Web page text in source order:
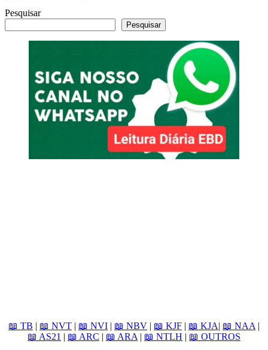
Pesquisar
Pesquisar
📖 TB | 📖 NVT | 📖 NVI | 📖 NBV | 📖 KJF | 📖 KJA| 📖 NAA |
📖 AS21 | 📖 ARC | 📖 ARA | 📖 NTLH | 📖 OUTROS